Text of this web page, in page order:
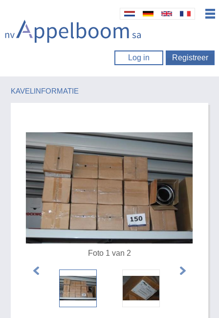
Log in Registreer
KAVELINFORMATIE
Foto 1 van 2